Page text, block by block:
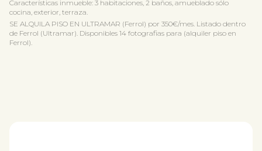
Características inmueble: 3 habitaciones, 2 baños, amueblado sólo
cocina, exterior, terraza.
SE ALQUILA PISO EN ULTRAMAR (Ferrol) por 350€/mes. Listado dentro
de Ferrol (Ultramar). Disponibles 14 fotografias para (alquiler piso en
Ferrol).